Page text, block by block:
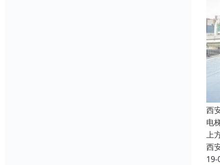
西
电
上
西
19-